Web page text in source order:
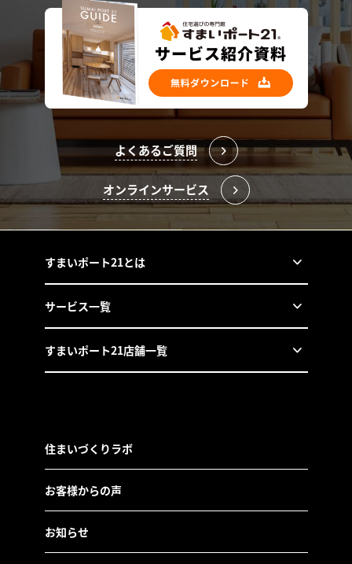
よくあるご質問
オンラインサービス
すまいポート21とは
サービス一覧
すまいポート21店舗一覧
住まいづくりラボ
お客様からの声
お知らせ